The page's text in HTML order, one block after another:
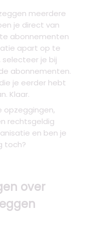
meerdere
je direct van
abonnementen
apart op te
je bij
abonnementen.
je eerder hebt
Klaar.
opzeggingen,
rechtsgeldig
en ben je
toch?
over